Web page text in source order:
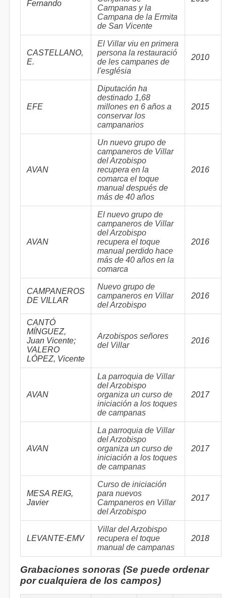
Fernando
Campanas y la
Campana de la Ermita
de San Vicente
CASTELLANO,
E.
El Villar viu en primera
persona la restauració
de les campanes de
l'església
2010
EFE
Diputación ha
destinado 1,68
millones en 6 años a
conservar los
campanarios
2015
AVAN
Un nuevo grupo de
campaneros de Villar
del Arzobispo
recupera en la
comarca el toque
manual después de
más de 40 años
2016
AVAN
El nuevo grupo de
campaneros de Villar
del Arzobispo
recupera el toque
manual perdido hace
más de 40 años en la
comarca
2016
CAMPANEROS
DE VILLAR
Nuevo grupo de
campaneros en Villar
del Arzobispo
2016
CANTÓ
MÍNGUEZ,
Juan Vicente;
VALERO
LÓPEZ, Vicente
Arzobispos señores
del Villar
2016
AVAN
La parroquia de Villar
del Arzobispo
organiza un curso de
iniciación a los toques
de campanas
2017
AVAN
La parroquia de Villar
del Arzobispo
organiza un curso de
iniciación a los toques
de campanas
2017
MESA REIG,
Javier
Curso de iniciación
para nuevos
Campaneros en Villar
del Arzobispo
2017
LEVANTE-EMV
Villar del Arzobispo
recupera el toque
manual de campanas
2018
Grabaciones sonoras (Se puede ordenar
por cualquiera de los campos)